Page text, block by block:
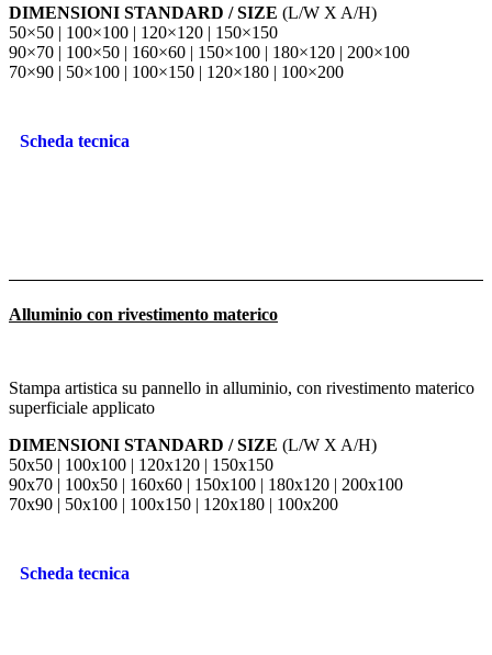
DIMENSIONI STANDARD / SIZE (L/W X A/H)
50×50 | 100×100 | 120×120 | 150×150
90×70 | 100×50 | 160×60 | 150×100 | 180×120 | 200×100
70×90 | 50×100 | 100×150 | 120×180 | 100×200
Scheda tecnica
Alluminio con rivestimento materico
Stampa artistica su pannello in alluminio, con rivestimento materico
superficiale applicato
DIMENSIONI STANDARD / SIZE (L/W X A/H)
50x50 | 100x100 | 120x120 | 150x150
90x70 | 100x50 | 160x60 | 150x100 | 180x120 | 200x100
70x90 | 50x100 | 100x150 | 120x180 | 100x200
Scheda tecnica